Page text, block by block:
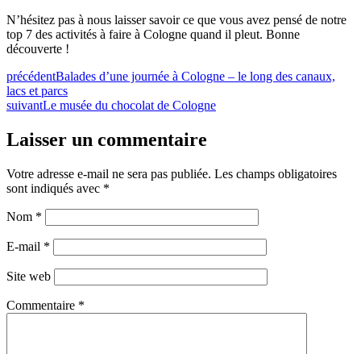
N’hésitez pas à nous laisser savoir ce que vous avez pensé de notre
top 7 des activités à faire à Cologne quand il pleut. Bonne
découverte !
précédentBalades d’une journée à Cologne – le long des canaux,
lacs et parcs
suivantLe musée du chocolat de Cologne
Laisser un commentaire
Votre adresse e-mail ne sera pas publiée. Les champs obligatoires
sont indiqués avec *
Nom *
E-mail *
Site web
Commentaire *